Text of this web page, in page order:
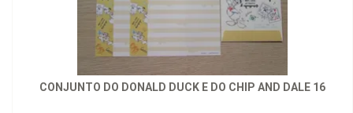
CONJUNTO DO DONALD DUCK E DO CHIP AND DALE 16